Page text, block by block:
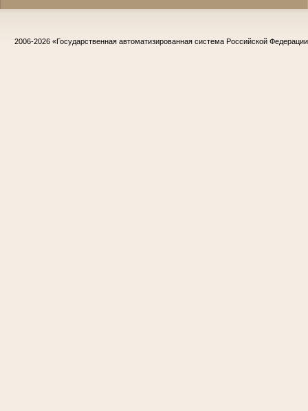
2006-2026 «Государственная автоматизированная система Российской